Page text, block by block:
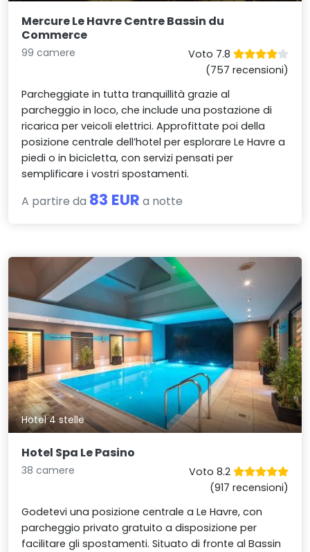
Mercure Le Havre Centre Bassin du
Commerce
99 camere
Voto 7.8
(757 recensioni)
Parcheggiate in tutta tranquillità grazie al
parcheggio in loco, che include una postazione di
ricarica per veicoli elettrici. Approfittate poi della
posizione centrale dell’hotel per esplorare Le Havre a
piedi o in bicicletta, con servizi pensati per
semplificare i vostri spostamenti.
A partire da 83 EUR a notte
Hotel 4 stelle
Hotel Spa Le Pasino
38 camere
Voto 8.2
(917 recensioni)
Godetevi una posizione centrale a Le Havre, con
parcheggio privato gratuito a disposizione per
facilitare gli spostamenti. Situato di fronte al Bassin